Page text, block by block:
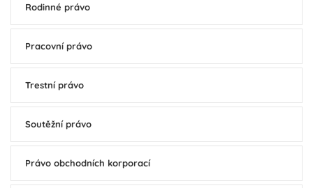
Rodinné právo
Pracovní právo
Trestní právo
Soutěžní právo
Právo obchodních korporací